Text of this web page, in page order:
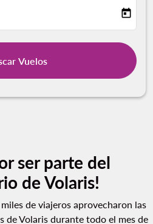
aria-label today
Vuelos
ser parte del
de Volaris!
de viajeros aprovecharon las
de Volaris durante todo el mes de